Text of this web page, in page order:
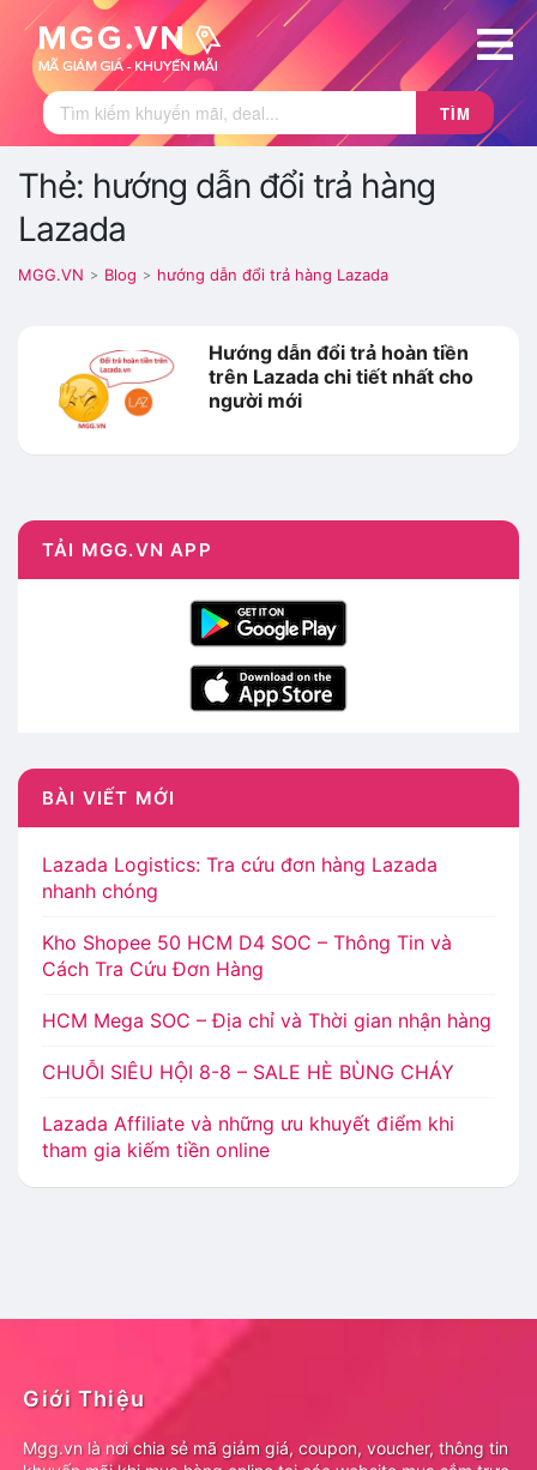
TÌM
Thẻ: hướng dẫn đổi trả hàng
Lazada
MGG.VN > Blog > hướng dẫn đổi trả hàng Lazada
Hướng dẫn đổi trả hoàn tiền
trên Lazada chi tiết nhất cho
người mới
TẢI MGG.VN APP
BÀI VIẾT MỚI
Lazada Logistics: Tra cứu đơn hàng Lazada
nhanh chóng
Kho Shopee 50 HCM D4 SOC – Thông Tin và
Cách Tra Cứu Đơn Hàng
HCM Mega SOC – Địa chỉ và Thời gian nhận hàng
CHUỖI SIÊU HỘI 8-8 – SALE HÈ BÙNG CHÁY
Lazada Affiliate và những ưu khuyết điểm khi
tham gia kiếm tiền online
Giới Thiệu
Mgg.vn là nơi chia sẻ mã giảm giá, coupon, voucher, thông tin